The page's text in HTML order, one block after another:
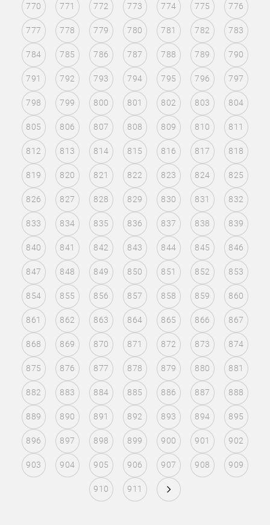
770 771 772 773 774 775 776
777 778 779 780 781 782 783
784 785 786 787 788 789 790
791 792 793 794 795 796 797
798 799 800 801 802 803 804
805 806 807 808 809 810 811
812 813 814 815 816 817 818
819 820 821 822 823 824 825
826 827 828 829 830 831 832
833 834 835 836 837 838 839
840 841 842 843 844 845 846
847 848 849 850 851 852 853
854 855 856 857 858 859 860
861 862 863 864 865 866 867
868 869 870 871 872 873 874
875 876 877 878 879 880 881
882 883 884 885 886 887 888
889 890 891 892 893 894 895
896 897 898 899 900 901 902
903 904 905 906 907 908 909
910 911